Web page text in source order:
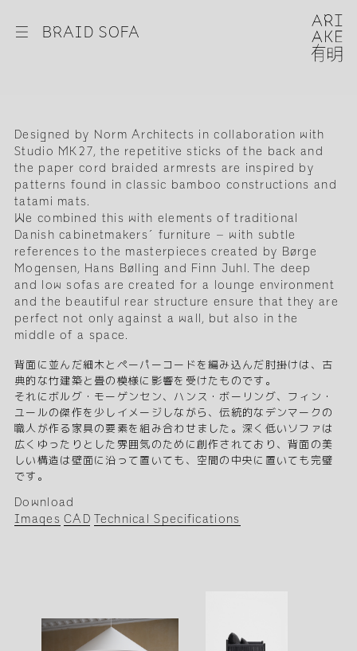
☰ BRAID SOFA
Designed by Norm Architects in collaboration with
Studio MK27, the repetitive sticks of the back and
the paper cord braided armrests are inspired by
patterns found in classic bamboo constructions and
tatami mats.
We combined this with elements of traditional
Danish cabinetmakers´ furniture – with subtle
references to the masterpieces created by Børge
Mogensen, Hans Bølling and Finn Juhl. The deep
and low sofas are created for a lounge environment
and the beautiful rear structure ensure that they are
perfect not only against a wall, but also in the
middle of a space.
背面に並んだ細木とペーパーコードを編み込んだ肘掛けは、古
典的な竹建築と畳の模様に影響を受けたものです。
それにボルグ・モーゲンセン、ハンス・ボーリング、フィン・
ユールの傑作を少しイメージしながら、伝統的なデンマークの
職人が作る家具の要素を組み合わせました。深く低いソファは
広くゆったりとした雰囲気のために創作されており、背面の美
しい構造は壁面に沿って置いても、空間の中央に置いても完璧
です。
Download
Images CAD Technical Specifications